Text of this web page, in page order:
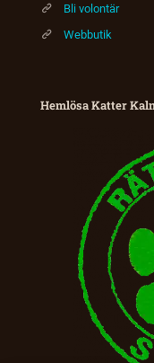
Bli volontär
Webbutik
Hemlösa Katter